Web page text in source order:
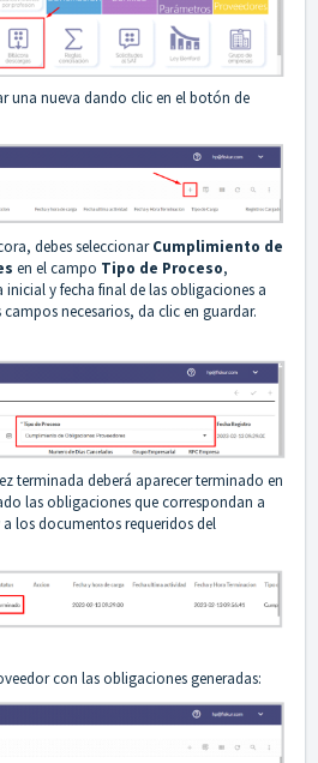
una nueva dando clic en el botón de
debes seleccionarCumplimiento de
en el campo Tipo de Proceso,
inicial y fecha final de las obligaciones a
necesarios, da clic en guardar.
terminada deberá aparecer terminado en
las obligaciones que correspondan a
los documentos requeridos del
con las obligaciones generadas: